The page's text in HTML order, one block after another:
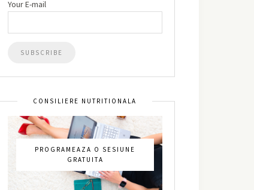
Your E-mail
CONSILIERE NUTRITIONALA
PROGRAMEAZA O SESIUNE
GRATUITA